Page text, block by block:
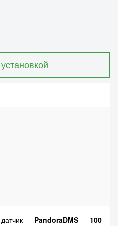
PandoraDMS 100